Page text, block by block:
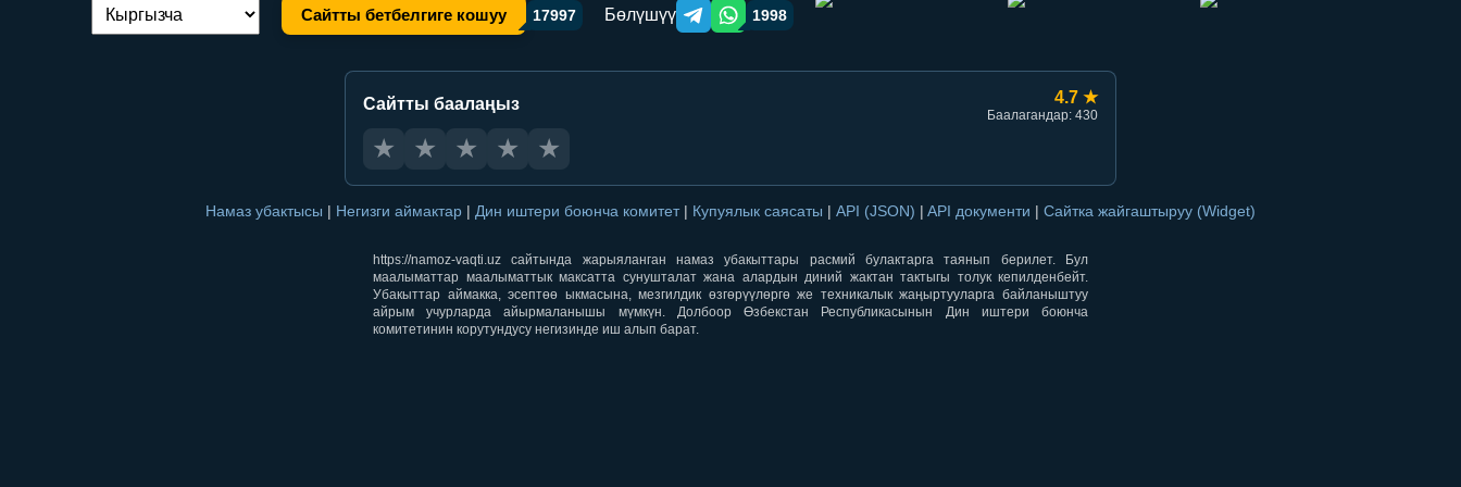
Тилди алмаштыруу: Сайтты бетбелгиге кошуу 17997 Бөлүшүү Telegram orqali ulashish
WhatsApp orqali ulashish
1998
Сайтты баалаңыз 4.7 ★
Баалагандар: 430
★ ★ ★ ★ ★
Намаз убактысы | Негизги аймактар | Дин иштери боюнча комитет | Купуялык саясаты | API (JSON) | API документи | Сайтка жайгаштыруу (Widget)
https://namoz-vaqti.uz сайтында жарыяланган намаз убакыттары расмий булактарга таянып берилет. Бул
маалыматтар маалыматтык максатта сунушталат жана алардын диний жактан тактыгы толук кепилденбейт.
Убакыттар аймакка, эсептөө ыкмасына, мезгилдик өзгөрүүлөргө же техникалык жаңыртууларга байланыштуу
айрым учурларда айырмаланышы мүмкүн. Долбоор Өзбекстан Республикасынын Дин иштери боюнча
комитетинин корутундусу негизинде иш алып барат.